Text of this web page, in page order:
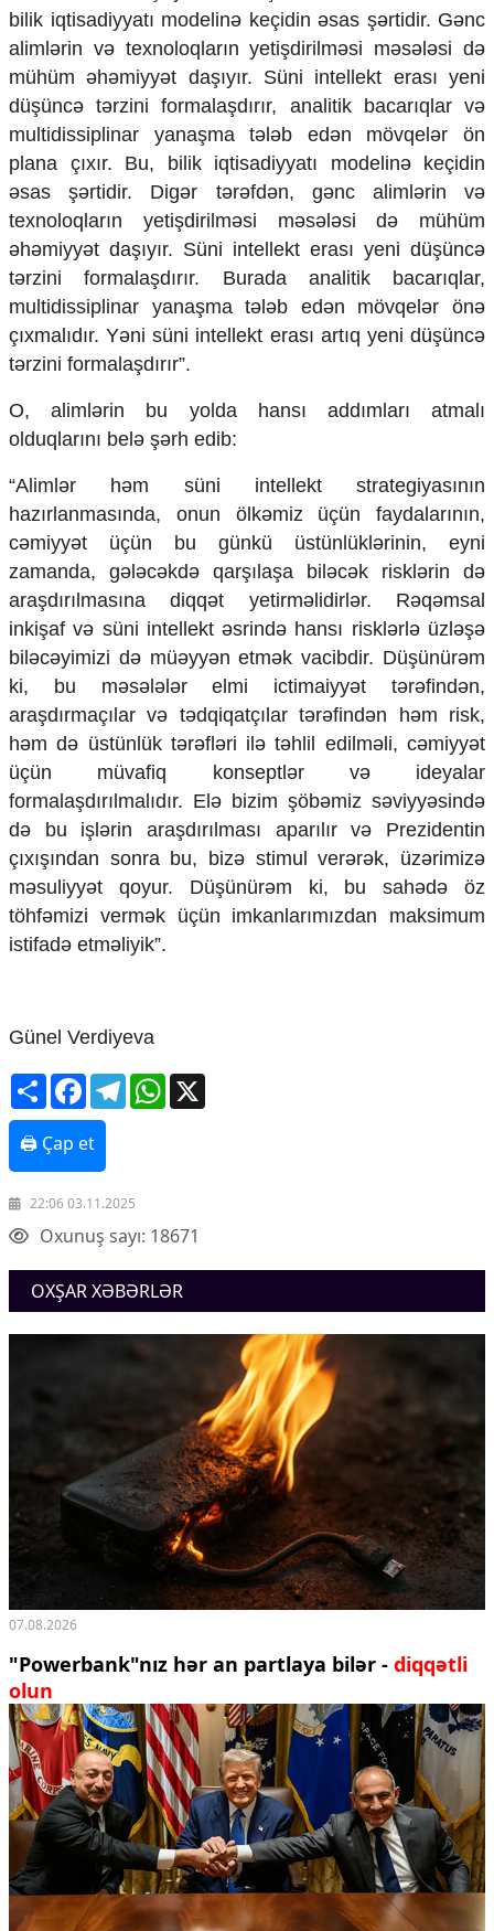
bilik iqtisadiyyatı modelinə keçidin əsas şərtidir. Gənc
alimlərin və texnoloqların yetişdirilməsi məsələsi də
mühüm əhəmiyyət daşıyır. Süni intellekt erası yeni
düşüncə tərzini formalaşdırır, analitik bacarıqlar və
multidissiplinar yanaşma tələb edən mövqelər ön
plana çıxır. Bu, bilik iqtisadiyyatı modelinə keçidin
əsas şərtidir. Digər tərəfdən, gənc alimlərin və
texnoloqların yetişdirilməsi məsələsi də mühüm
əhəmiyyət daşıyır. Süni intellekt erası yeni düşüncə
tərzini formalaşdırır. Burada analitik bacarıqlar,
multidissiplinar yanaşma tələb edən mövqelər önə
çıxmalıdır. Yəni süni intellekt erası artıq yeni düşüncə
tərzini formalaşdırır”.
O, alimlərin bu yolda hansı addımları atmalı
olduqlarını belə şərh edib:
“Alimlər həm süni intellekt strategiyasının
hazırlanmasında, onun ölkəmiz üçün faydalarının,
cəmiyyət üçün bu günkü üstünlüklərinin, eyni
zamanda, gələcəkdə qarşılaşa biləcək risklərin də
araşdırılmasına diqqət yetirməlidirlər. Rəqəmsal
inkişaf və süni intellekt əsrində hansı risklərlə üzləşə
biləcəyimizi də müəyyən etmək vacibdir. Düşünürəm
ki, bu məsələlər elmi ictimaiyyət tərəfindən,
araşdırmaçılar və tədqiqatçılar tərəfindən həm risk,
həm də üstünlük tərəfləri ilə təhlil edilməli, cəmiyyət
üçün müvafiq konseptlər və ideyalar
formalaşdırılmalıdır. Elə bizim şöbəmiz səviyyəsində
də bu işlərin araşdırılması aparılır və Prezidentin
çıxışından sonra bu, bizə stimul verərək, üzərimizə
məsuliyyət qoyur. Düşünürəm ki, bu sahədə öz
töhfəmizi vermək üçün imkanlarımızdan maksimum
istifadə etməliyik”.
Günel Verdiyeva
ShareFacebookTelegramWhatsApp
🖨 Çap et
22:06 03.11.2025
Oxunuş sayı: 18671
OXŞAR XƏBƏRLƏR
07.08.2026
"Powerbank"nız hər an partlaya bilər - diqqətli
olun